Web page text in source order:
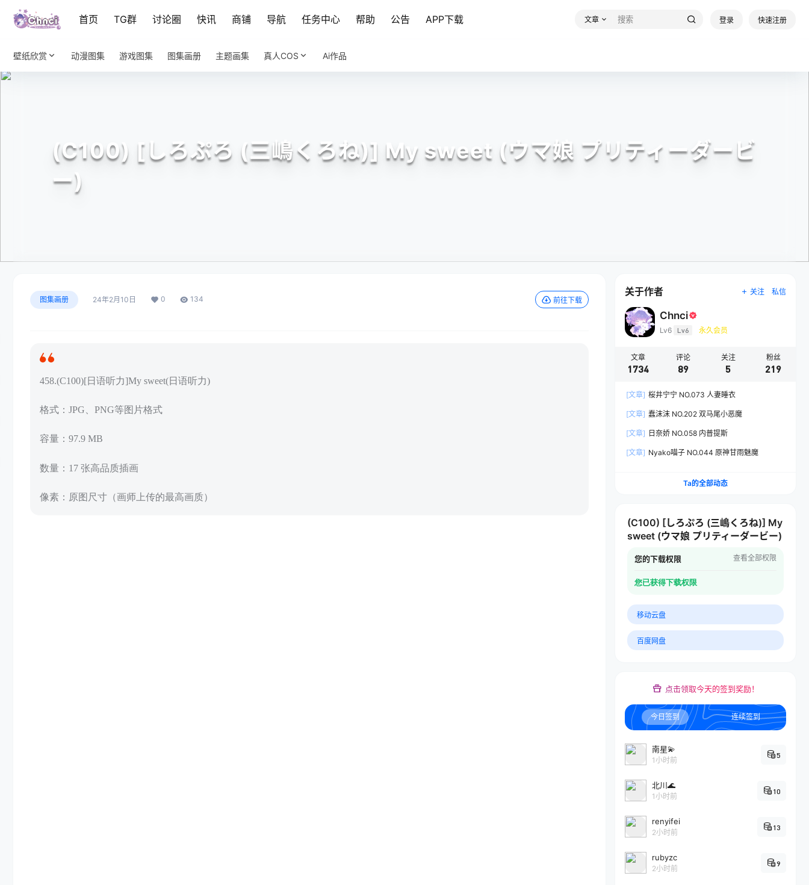
首页 TG群 讨论圈 快讯 商铺 导航 任务中心 帮助 公告 APP下载 文章 登录 快速注册
壁纸欣赏 动漫图集 游戏图集 图集画册 主题画集 真人COS Ai作品
(C100) [しろぷろ (三嶋くろね)] My sweet (ウマ娘 プリティーダービ
ー)
图集画册 24年2月10日 0 134 前往下载
458.(C100)[日语听力]My sweet(日语听力)
格式：JPG、PNG等图片格式
容量：97.9 MB
数量：17 张高品质插画
像素：原图尺寸（画师上传的最高画质）
关于作者 关注 私信
Chnci
Lv6 Lv6 永久会员
文章
1734
评论
89
关注
5
粉丝
219
[文章] 桜井宁宁 NO.073 人妻睡衣
[文章] 蠢沫沫 NO.202 双马尾小恶魔
[文章] 日奈娇 NO.058 内普提斯
[文章] Nyako喵子 NO.044 原神甘雨魅魔
Ta的全部动态
(C100) [しろぷろ (三嶋くろね)] My
sweet (ウマ娘 プリティーダービー)
您的下载权限 查看全部权限
您已获得下载权限
移动云盘
百度网盘
点击领取今天的签到奖励！
今日签到 连续签到
南星💫
1小时前
5
北川🌊
1小时前
10
renyifei
2小时前
13
rubyzc
2小时前
9